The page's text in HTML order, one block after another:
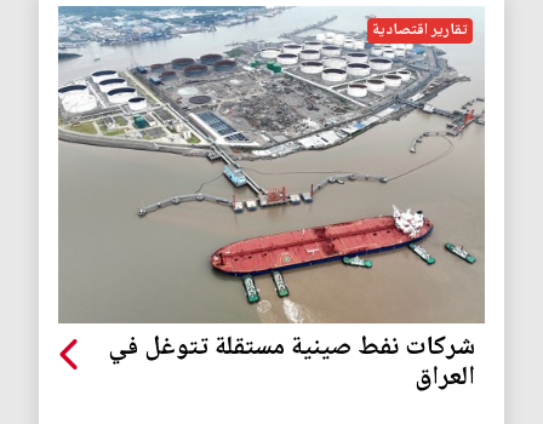
تقارير اقتصادية
شركات نفط صينية مستقلة تتوغل في
العراق